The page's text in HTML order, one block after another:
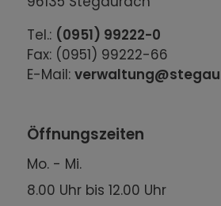
Tel.: (0951) 99222-0
Fax: (0951) 99222-66
E-Mail:
Öffnungszeiten
Mo. - Mi.
8.00 Uhr bis 12.00 Uhr